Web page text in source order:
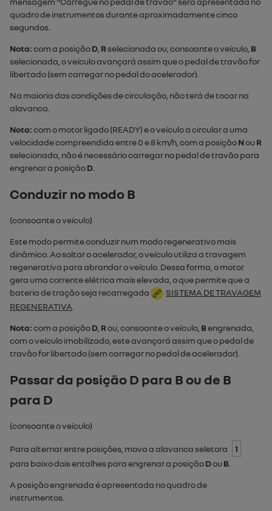
quadro de instrumentos durante aproximadamente cinco
segundos.
Nota:com a posiçãoD Rselecionada ou, consoante o veículo, B
selecionada, o veículo avançará assim que o pedal de travão for
libertado (sem carregar no pedal do acelerador).
Na maioria das condições de circulação, não terá de tocarna
alavanca
Nota:com o motor ligado (READY) e o veículo a circular a uma
velocidade compreendida entre 0 e 8 km/h, com a posiçãoNou R
selecionada, não é necessário carregar no pedal de travão para
engrenar a posiçãoD
Conduzir no modo B
(consoante o veículo)
Este modo permite conduzir num modo regenerativo mais
dinâmico. Ao soltar o acelerador, o veículo utiliza a travagem
regenerativa para abrandar o veículo. Dessa forma, o motor
gera uma corrente elétrica mais elevada, o que permite que a
bateria de tração seja recarregada
SISTEMA DE TRAVAGEM
REGENERATIVA
Nota:com a posiçãoD Rou, consoante o veículo, Bengrenada,
com o veículo imobilizado, este avançará assim que o pedal de
travão for libertado (sem carregar no pedal de acelerador).
Passar da posição D para B ou de B
para D
(consoante o veículo)
Para alternar entre posições, mova a alavanca seletora
1
para baixo dois entalhes para engrenar a posiçãoDou B
A posição engrenada é apresentada no quadro de
instrumentos.